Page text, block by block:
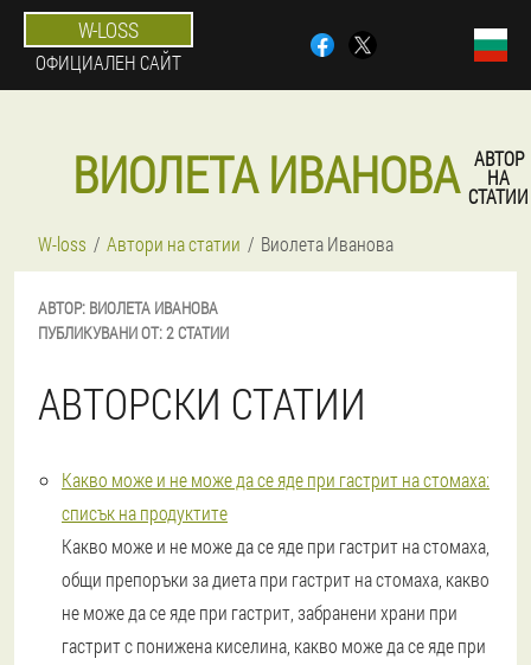
W-LOSS
ОФИЦИАЛЕН САЙТ
ВИОЛЕТА ИВАНОВА АВТОР
НА
СТАТИИ
W-loss
Автори на статии Виолета Иванова
АВТОР: ВИОЛЕТА ИВАНОВА
ПУБЛИКУВАНИ ОТ:2 СТАТИИ
АВТОРСКИ СТАТИИ
Какво може и не може да се яде при гастрит на стомаха:
списък на продуктите
Какво може и не може да се яде при гастрит на стомаха,
общи препоръки за диета при гастрит на стомаха, какво
не може да се яде при гастрит, забранени храни при
гастрит с понижена киселина, какво може да се яде при